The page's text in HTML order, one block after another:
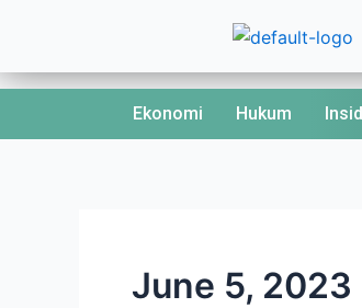
content
Ekonomi Hukum
June 5, 2023